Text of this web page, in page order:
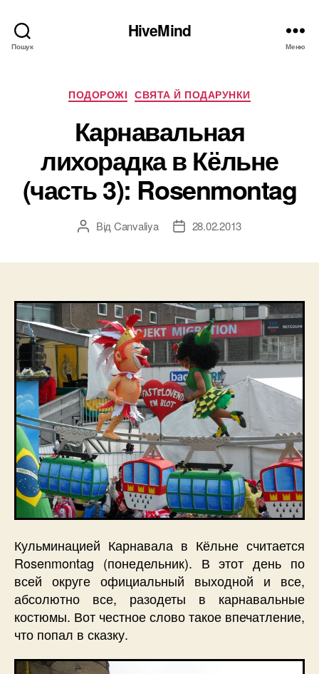
Пошук
HiveMind
Меню
Категорії
ПОДОРОЖІ СВЯТА Й ПОДАРУНКИ
Карнавальная
лихорадка в Кёльне
(часть 3): Rosenmontag
Автор
Від Canvaliya
Дата28.02.2013
Кульминацией Карнавала в Кёльне считается
Rosenmontag (понедельник). В этот день по
всей округе официальный выходной и все,
абсолютно все, разодеты в карнавальные
костюмы. Вот честное слово такое впечатление,
что попал в сказку.